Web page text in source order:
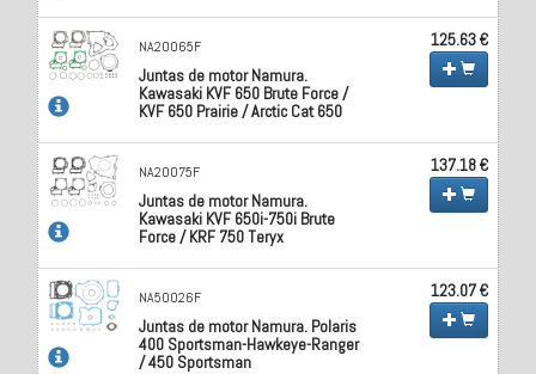
NA20065F
Juntas de motor Namura.
Kawasaki KVF 650 Brute Force /
KVF 650 Prairie / Arctic Cat 650
125.63 €
NA20075F
Juntas de motor Namura.
Kawasaki KVF 650i-750i Brute
Force / KRF 750 Teryx
137.18 €
NA50026F
Juntas de motor Namura. Polaris
400 Sportsman-Hawkeye-Ranger
/ 450 Sportsman
123.07 €